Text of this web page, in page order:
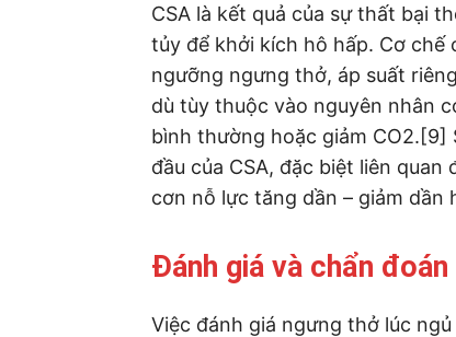
CSA là kết quả của sự thất bại
tủy để khởi kích hô hấp. Cơ
ngưỡng ngưng thở, áp suất
dù tùy thuộc vào nguyên nhân
bình thường hoặc giảm
đầu của CSA, đặc biệt liên
cơn nỗ lực tăng dần – giảm dần
Đánh giá và chẩn đoán
Việc đánh giá ngưng thở lúc